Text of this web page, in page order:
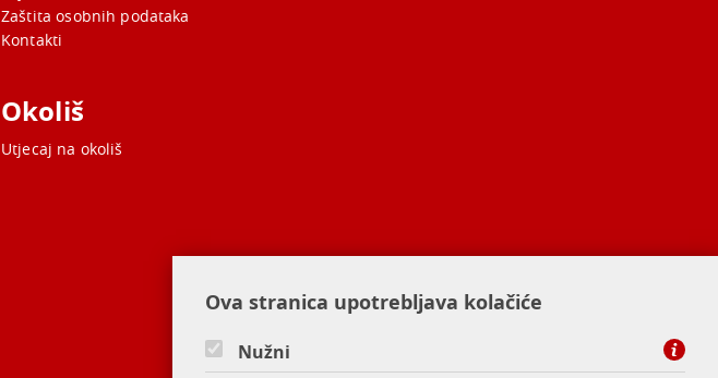
Zaštita osobnih podataka
Kontakti
Okoliš
Utjecaj na okoliš
Ova stranica upotrebljava kolačiće
Nužni